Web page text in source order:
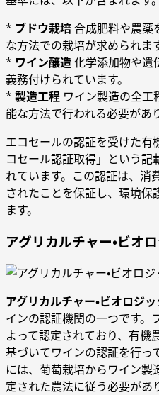
* ブドウ栽培合成肥料や農薬
な方法での栽培が求められます
* ワイン醸造化学添加物や遺
義務付けられています。
* 製造工程 ワイン製造の全工
能な方法で行われる必要があ
エコセールの認証を受けた有
コセール認証取得」という記
れています。この認証は、消
されたことを保証し、環境
ます。
アグリカルチャー・ビオ
アグリカルチャー・ビオロジッ
インの認証機関の一つです。
よって認定されており、有機
基づいてワインの認証を行っ
には、葡萄栽培からワイン製
定された農法に従う必要があ